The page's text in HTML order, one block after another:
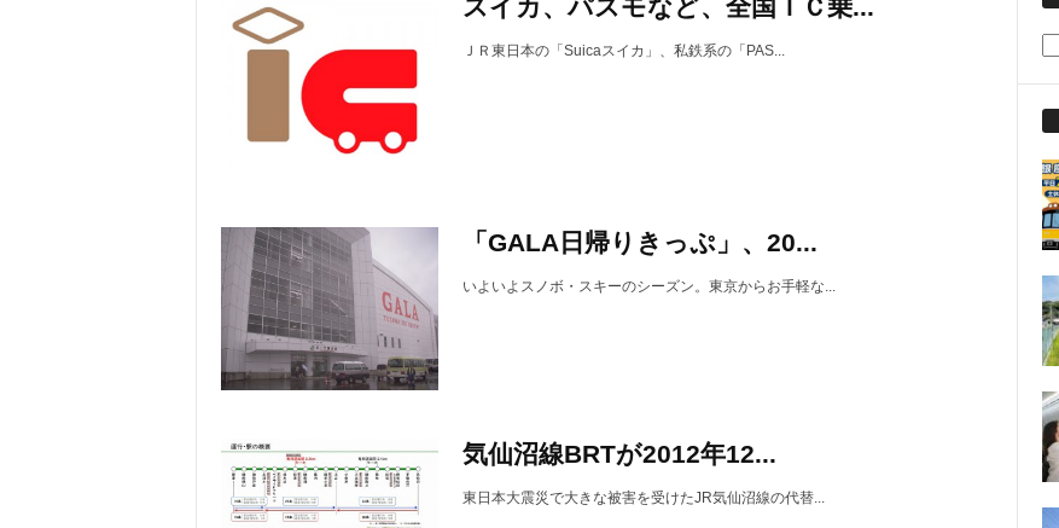
スイカ、パスモなど、全国ＩＣ乗...
ＪＲ東日本の「Suicaスイカ」、私鉄系の「PAS...
「GALA日帰りきっぷ」、20...
いよいよスノボ・スキーのシーズン。東京からお手軽な...
気仙沼線BRTが2012年12...
東日本大震災で大きな被害を受けたJR気仙沼線の代替...